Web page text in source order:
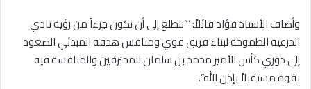
وأضاف الأستاذ فؤاد قائلاً: ‘”نتطلع إلى أن نكون جزءاً من رؤية نادي
الدرعية الطموحة لبناء فريق قوي ومنافس هدفه المبدئي الصعود
إلى دوري كأس الأمير محمد بن سلمان للمحترفين والمنافسة فيه
بقوة مستقبلاً بإذن الله”.